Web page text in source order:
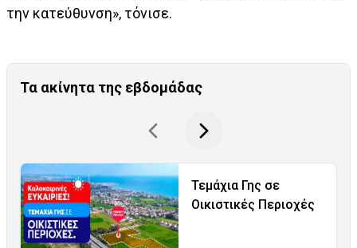
την κατεύθυνση», τόνισε.
Τα ακίνητα της εβδομάδας
Τεμάχια Γης σε
Οικιστικές Περιοχές